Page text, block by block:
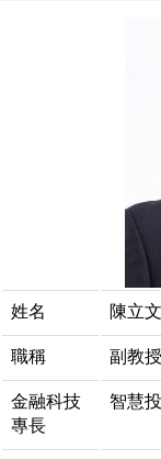
姓名 陳立文
職稱 副教授
金融科技
專長
智慧